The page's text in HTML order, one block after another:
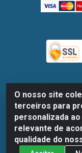
O nosso site
terceiros para
personalizada
relevante de
qualidade do
Dispan
Marechal
Recife/PE - CEP